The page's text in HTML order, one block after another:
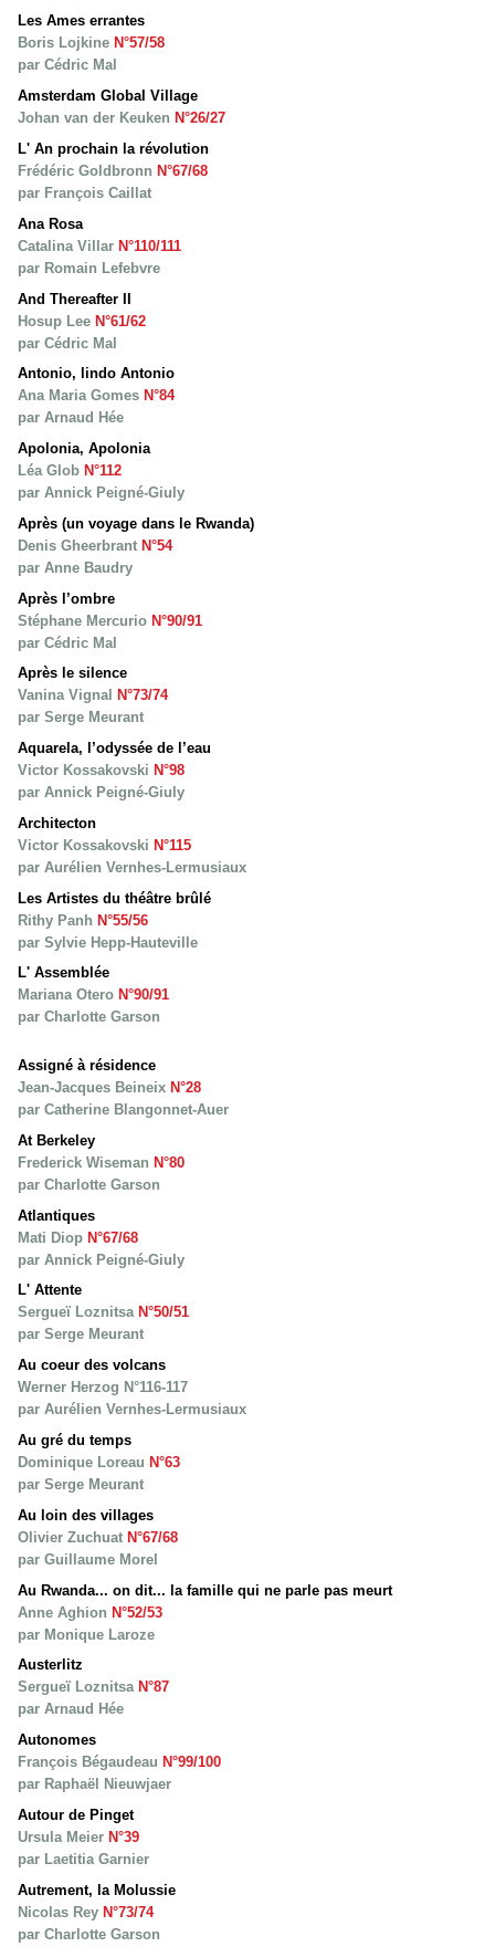
Les Ames errantes
Boris Lojkine N°57/58
par Cédric Mal
Amsterdam Global Village
Johan van der Keuken N°26/27
L' An prochain la révolution
Frédéric Goldbronn N°67/68
par François Caillat
Ana Rosa
Catalina Villar N°110/111
par Romain Lefebvre
And Thereafter II
Hosup Lee N°61/62
par Cédric Mal
Antonio, lindo Antonio
Ana Maria Gomes N°84
par Arnaud Hée
Apolonia, Apolonia
Léa Glob N°112
par Annick Peigné-Giuly
Après (un voyage dans le Rwanda)
Denis Gheerbrant N°54
par Anne Baudry
Après l’ombre
Stéphane Mercurio N°90/91
par Cédric Mal
Après le silence
Vanina Vignal N°73/74
par Serge Meurant
Aquarela, l’odyssée de l’eau
Victor Kossakovski N°98
par Annick Peigné-Giuly
Architecton
Victor Kossakovski N°115
par Aurélien Vernhes-Lermusiaux
Les Artistes du théâtre brûlé
Rithy Panh N°55/56
par Sylvie Hepp-Hauteville
L' Assemblée
Mariana Otero N°90/91
par Charlotte Garson
Assigné à résidence
Jean-Jacques Beineix N°28
par Catherine Blangonnet-Auer
At Berkeley
Frederick Wiseman N°80
par Charlotte Garson
Atlantiques
Mati Diop N°67/68
par Annick Peigné-Giuly
L' Attente
Sergueï Loznitsa N°50/51
par Serge Meurant
Au coeur des volcans
Werner Herzog N°116-117
par Aurélien Vernhes-Lermusiaux
Au gré du temps
Dominique Loreau N°63
par Serge Meurant
Au loin des villages
Olivier Zuchuat N°67/68
par Guillaume Morel
Au Rwanda... on dit... la famille qui ne parle pas meurt
Anne Aghion N°52/53
par Monique Laroze
Austerlitz
Sergueï Loznitsa N°87
par Arnaud Hée
Autonomes
François Bégaudeau N°99/100
par Raphaël Nieuwjaer
Autour de Pinget
Ursula Meier N°39
par Laetitia Garnier
Autrement, la Molussie
Nicolas Rey N°73/74
par Charlotte Garson